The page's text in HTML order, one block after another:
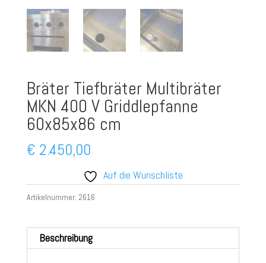
Bräter Tiefbräter Multibräter
MKN 400 V Griddlepfanne
60x85x86 cm
€ 2.450,00
Auf die Wunschliste
Artikelnummer: 2616
Beschreibung